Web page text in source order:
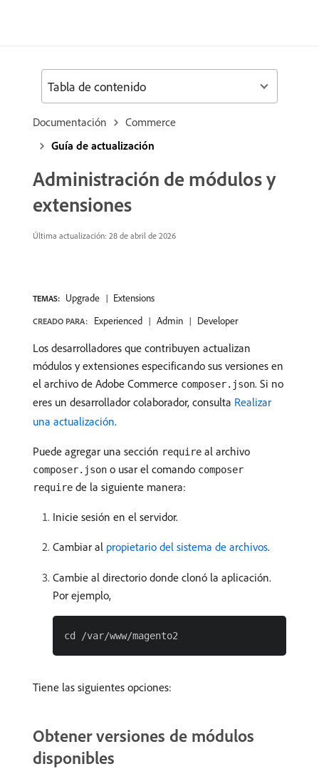
Documentación
Commerce
Guía de actualización
Administración de módulos y
extensiones
Última actualización: 28 de abril de 2026
TEMAS: Upgrade Extensions
CREADO PARA: Experienced Admin Developer
Los desarrolladores que contribuyen actualizan
módulos y extensiones especificando sus versiones en
el archivo de Adobe Commerce composer.json. Si no
eres un desarrollador colaborador, consulta Realizar
una actualización.
Puede agregar una sección require al archivo
composer.json o usar el comando composer
require de la siguiente manera:
Inicie sesión en el servidor.
Cambiar al propietario del sistema de archivos.
Cambie al directorio donde clonó la aplicación.
Por ejemplo,
Tiene las siguientes opciones:
Obtener versiones de módulos
disponibles
Tabla de contenido